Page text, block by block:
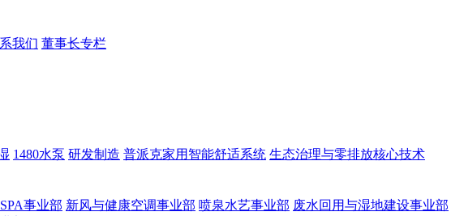
我们 董事长专栏
1480水泵 研发制造 普派克家用智能舒适系统 生态治理与零排放核心技术
事业部 新风与健康空调事业部 喷泉水艺事业部 废水回用与湿地建设事业部